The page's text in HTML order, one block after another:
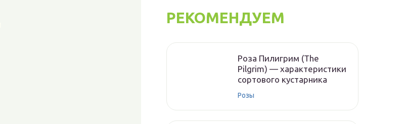
РЕКОМЕНДУЕМ
Роза Пилигрим (The
Pilgrim) — характеристики
сортового кустарника
Розы